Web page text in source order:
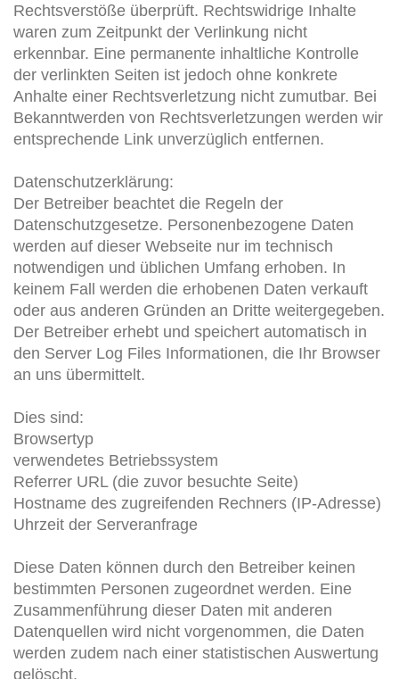
Rechtsverstöße überprüft. Rechtswidrige Inhalte
waren zum Zeitpunkt der Verlinkung nicht
erkennbar. Eine permanente inhaltliche Kontrolle
der verlinkten Seiten ist jedoch ohne konkrete
Anhalte einer Rechtsverletzung nicht zumutbar. Bei
Bekanntwerden von Rechtsverletzungen werden wir
entsprechende Link unverzüglich entfernen.
Datenschutzerklärung:
Der Betreiber beachtet die Regeln der
Datenschutzgesetze. Personenbezogene Daten
werden auf dieser Webseite nur im technisch
notwendigen und üblichen Umfang erhoben. In
keinem Fall werden die erhobenen Daten verkauft
oder aus anderen Gründen an Dritte weitergegeben.
Der Betreiber erhebt und speichert automatisch in
den Server Log Files Informationen, die Ihr Browser
an uns übermittelt.
Dies sind:
Browsertyp
verwendetes Betriebssystem
Referrer URL (die zuvor besuchte Seite)
Hostname des zugreifenden Rechners (IP-Adresse)
Uhrzeit der Serveranfrage
Diese Daten können durch den Betreiber keinen
bestimmten Personen zugeordnet werden. Eine
Zusammenführung dieser Daten mit anderen
Datenquellen wird nicht vorgenommen, die Daten
werden zudem nach einer statistischen Auswertung
gelöscht.